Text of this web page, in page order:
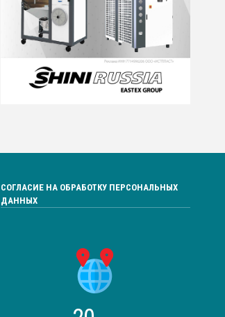
СОГЛАСИЕ НА ОБРАБОТКУ ПЕРСОНАЛЬНЫХ
ДАННЫХ